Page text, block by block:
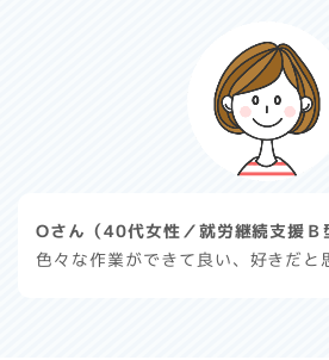
Oさん（40代女性／就労継続支援Ｂ
色々な作業ができて良い、好きだと